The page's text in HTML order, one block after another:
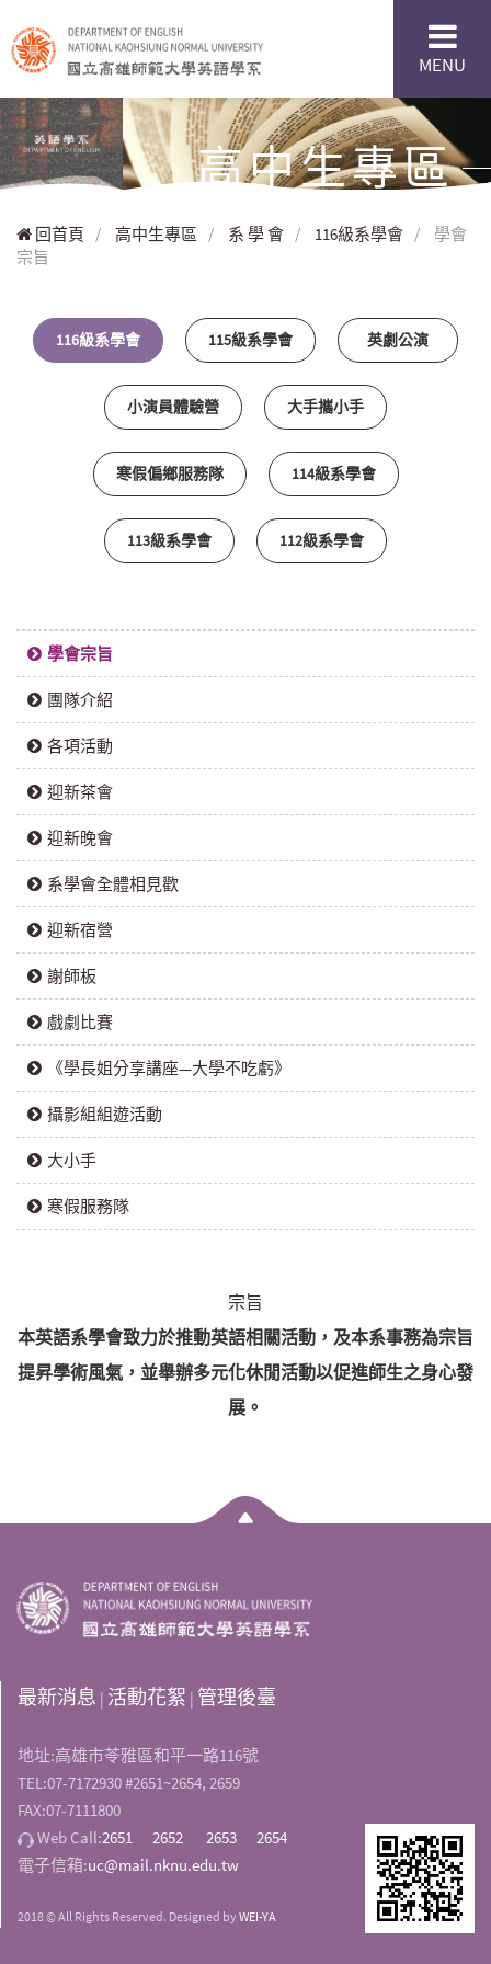
MENU
高中生專區
回首頁 / 高中生專區 / 系 學 會 / 116級系學會 /
學會
宗旨
116級系學會 115級系學會 英劇公演
小演員體驗營 大手攜小手
寒假偏鄉服務隊 114級系學會
113級系學會 112級系學會
學會宗旨
團隊介紹
各項活動
迎新茶會
迎新晚會
系學會全體相見歡
迎新宿營
謝師板
戲劇比賽
《學長姐分享講座—大學不吃虧》
攝影組組遊活動
大小手
寒假服務隊
宗旨
本英語系學會致力於推動英語相關活動，及本系事務為宗旨
提昇學術風氣，並舉辦多元化休閒活動以促進師生之身心發
展。
最新消息 | 活動花絮 | 管理後臺
地址:高雄市苓雅區和平一路116號
TEL:07-7172930 #2651~2654, 2659
FAX:07-7111800
Web Call:2651 2652 2653
2654
電子信箱:uc@mail.nknu.edu.tw
2018 © All Rights Reserved. Designed byWEI-YA